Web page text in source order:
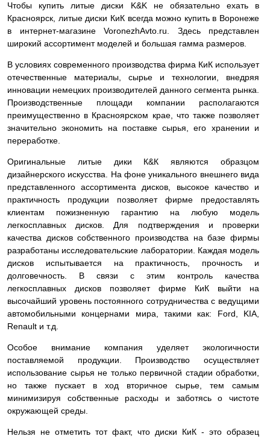
Чтобы купить литые диски K&K не обязательно ехать в
Красноярск, литые диски КиК всегда можно купить в Воронеже
в интернет-магазине VoronezhAvto.ru. Здесь представлен
широкий ассортимент моделей и большая гамма размеров.
В условиях современного производства фирма КиК использует
отечественные материалы, сырье и технологии, внедряя
инновации немецких производителей данного сегмента рынка.
Производственные площади компании располагаются
преимущественно в Красноярском крае, что также позволяет
значительно экономить на поставке сырья, его хранении и
переработке.
Оригинальные литые дики К&К являются образцом
дизайнерского искусства. На фоне уникального внешнего вида
представленного ассортимента дисков, высокое качество и
практичность продукции позволяет фирме предоставлять
клиентам пожизненную гарантию на любую модель
легкосплавных дисков. Для подтверждения и проверки
качества дисков собственного производства на базе фирмы
разработаны исследовательские лаборатории. Каждая модель
дисков испытывается на практичность, прочность и
долговечность. В связи с этим контроль качества
легкосплавных дисков позволяет фирме КиК выйти на
высочайший уровень постоянного сотрудничества с ведущими
автомобильными концернами мира, такими как: Ford, KIA,
Renault и т.д.
Особое внимание компания уделяет экологичности
поставляемой продукции. Производство осуществляет
использование сырья не только первичной стадии обработки,
но также пускает в ход вторичное сырье, тем самым
минимизируя собственные расходы и заботясь о чистоте
окружающей среды.
Нельзя не отметить тот факт, что диски КиК - это образец